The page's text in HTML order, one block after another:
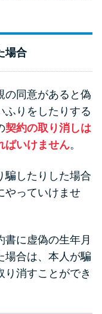
場合
の同意があると偽
ふりをしたりする
契約の取り消しは
ばいけません。
騙したりした場合
やっていけませ
書に虚偽の生年月
場合は、本人が騙
り消すことができ